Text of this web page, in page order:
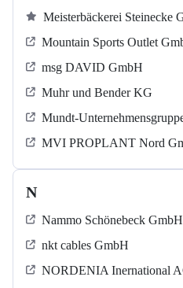
Meisterbäckerei Steinecke
Mountain Sports Outlet
msg DAVID GmbH
Muhr und Bender KG
Mundt-
MVI PROPLANT Nord
N
Nammo Schönebeck GmbH
nkt cables GmbH
NORDENIA Inernational